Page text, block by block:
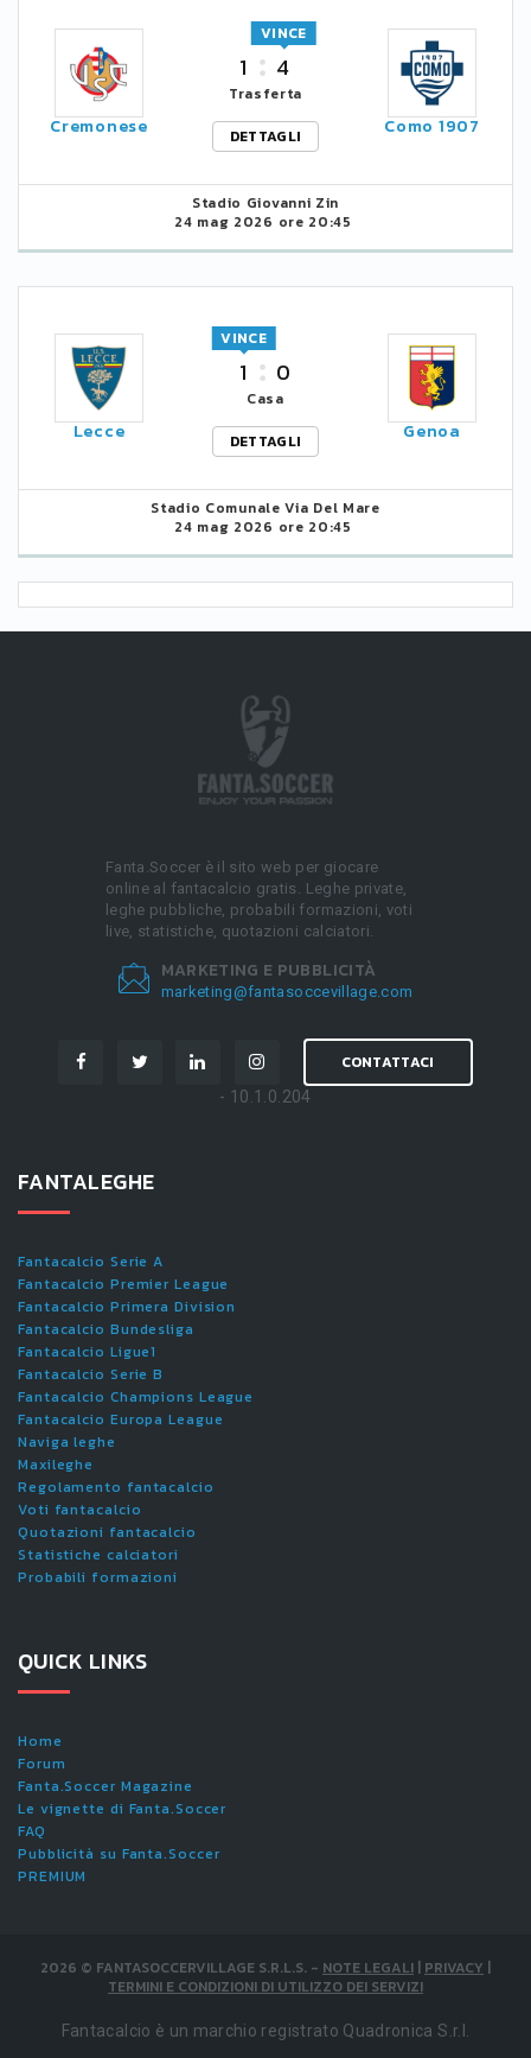
Cremonese
1 4
VINCE
Trasferta
DETTAGLI
Como 1907
Stadio Giovanni Zin
24 mag 2026 ore 20:45
Lecce
1
VINCE
0
Casa
DETTAGLI
Genoa
Stadio Comunale Via Del Mare
24 mag 2026 ore 20:45
Fanta.Soccer è il sito web per giocare
online al fantacalcio gratis. Leghe private,
leghe pubbliche, probabili formazioni, voti
live, statistiche, quotazioni calciatori.
MARKETING E PUBBLICITÀ
marketing@fantasoccevillage.com
CONTATTACI
- 10.1.0.204
FANTALEGHE
Fantacalcio Serie A
Fantacalcio Premier League
Fantacalcio Primera Division
Fantacalcio Bundesliga
Fantacalcio Ligue1
Fantacalcio Serie B
Fantacalcio Champions League
Fantacalcio Europa League
Naviga leghe
Maxileghe
Regolamento fantacalcio
Voti fantacalcio
Quotazioni fantacalcio
Statistiche calciatori
Probabili formazioni
QUICK LINKS
Home
Forum
Fanta.Soccer Magazine
Le vignette di Fanta.Soccer
FAQ
Pubblicità su Fanta.Soccer
PREMIUM
2026 © FANTASOCCERVILLAGE S.R.L.S. - NOTE LEGALI | PRIVACY |
TERMINI E CONDIZIONI DI UTILIZZO DEI SERVIZI
Fantacalcio è un marchio registrato Quadronica S.r.l.